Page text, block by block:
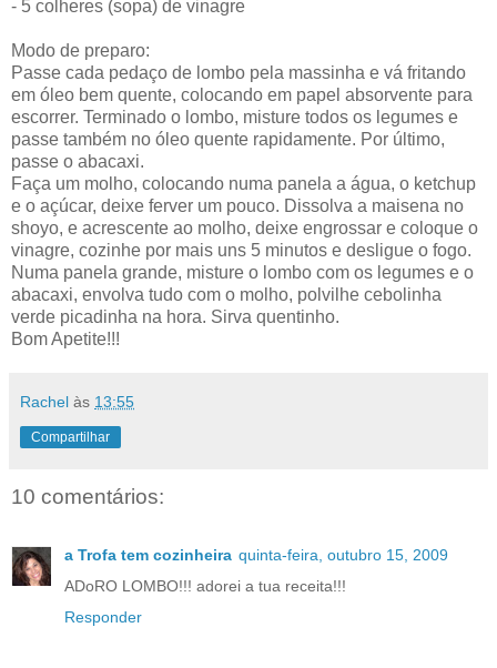
- 5 colheres (sopa) de vinagre
Modo de preparo:
Passe cada pedaço de lombo pela massinha e vá fritando
em óleo bem quente, colocando em papel absorvente para
escorrer. Terminado o lombo, misture todos os legumes e
passe também no óleo quente rapidamente. Por último,
passe o abacaxi.
Faça um molho, colocando numa panela a água, o ketchup
e o açúcar, deixe ferver um pouco. Dissolva a maisena no
shoyo, e acrescente ao molho, deixe engrossar e coloque o
vinagre, cozinhe por mais uns 5 minutos e desligue o fogo.
Numa panela grande, misture o lombo com os legumes e o
abacaxi, envolva tudo com o molho, polvilhe cebolinha
verde picadinha na hora. Sirva quentinho.
Bom Apetite!!!
Rachel às 13:55
Compartilhar
10 comentários:
a Trofa tem cozinheira quinta-feira, outubro 15, 2009
ADoRO LOMBO!!! adorei a tua receita!!!
Responder